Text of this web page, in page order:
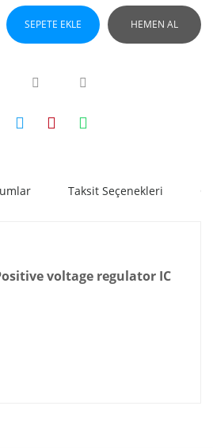
SEPETE EKLE HEMEN AL
Taksit Seçenekleri
voltage regulator IC